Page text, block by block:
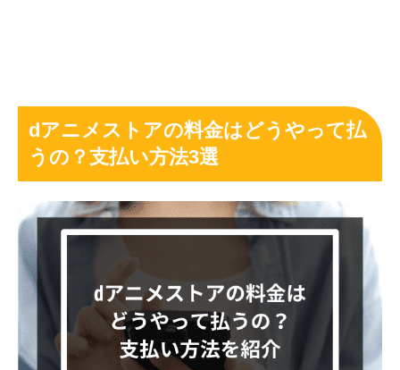
dアニメストアの料金はどうやって払
うの？支払い方法3選